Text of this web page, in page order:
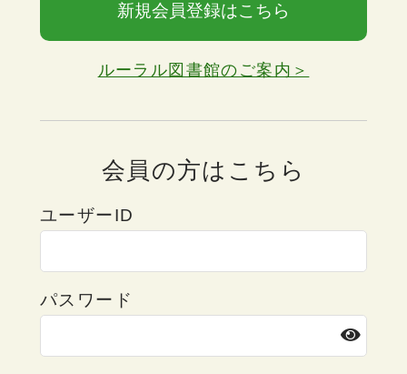
新規会員登録はこちら
ルーラル図書館のご案内＞
会員の方はこちら
ユーザーID
パスワード